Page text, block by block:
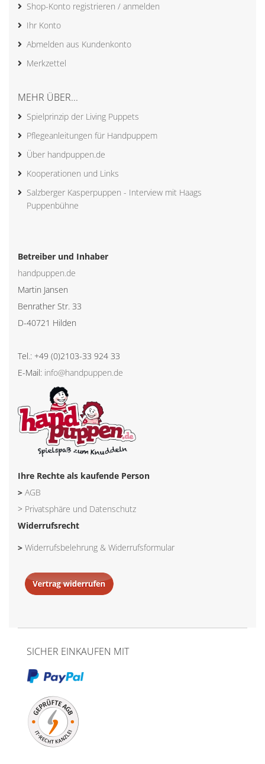
Shop-Konto registrieren / anmelden
Ihr Konto
Abmelden aus Kundenkonto
Merkzettel
MEHR ÜBER...
Spielprinzip der Living Puppets
Pflegeanleitungen für Handpuppem
Über handpuppen.de
Kooperationen und Links
Salzberger Kasperpuppen - Interview mit Haags
Puppenbühne
Betreiber und Inhaber
handpuppen.de
Martin Jansen
Benrather Str. 33
D-40721 Hilden
Tel.: +49 (0)2103-33 924 33
E-Mail: info@handpuppen.de
Ihre Rechte als kaufende Person
> AGB
> Privatsphäre und Datenschutz
Widerrufsrecht
> Widerrufsbelehrung & Widerrufsformular
SICHER EINKAUFEN MIT